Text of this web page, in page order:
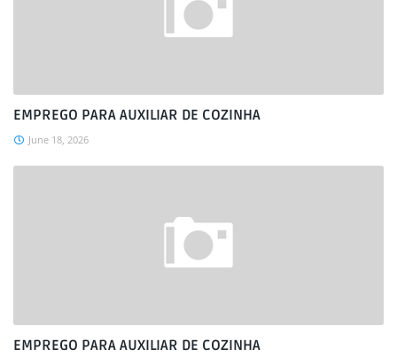
EMPREGO PARA AUXILIAR DE COZINHA
June 18, 2026
EMPREGO PARA AUXILIAR DE COZINHA